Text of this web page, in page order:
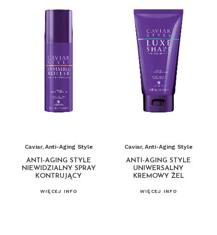
Caviar, Anti-Aging Style
ANTI-AGING STYLE
NIEWIDZIALNY SPRAY
KONTRUJĄCY
WIĘCEJ INFO
Caviar, Anti-Aging Style
ANTI-AGING STYLE
UNIWERSALNY
KREMOWY ŻEL
WIĘCEJ INFO